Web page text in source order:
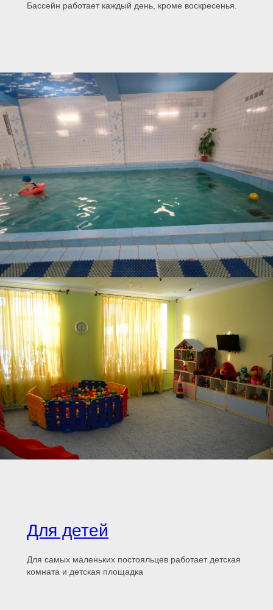
Бассейн работает каждый день, кроме воскресенья.
Для детей
Для самых маленьких постояльцев работает детская
комната и детская площадка